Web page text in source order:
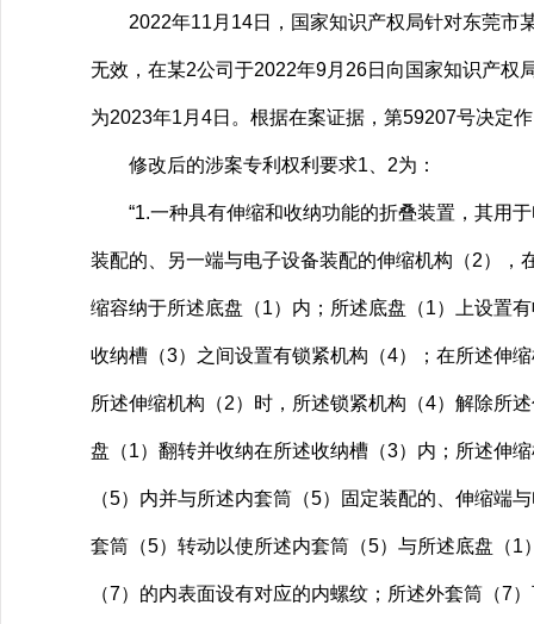
2022年11月14日，国家知识产权局针对东莞市某
无效，在某2公司于2022年9月26日向国家知识产权
为2023年1月4日。根据在案证据，第59207号决定
修改后的涉案专利权利要求1、2为：
“1.一种具有伸缩和收纳功能的折叠装置，其用于
装配的、另一端与电子设备装配的伸缩机构（2）
缩容纳于所述底盘（1）内；所述底盘（1）上设置
收纳槽（3）之间设置有锁紧机构（4）；在所述伸
所述伸缩机构（2）时，所述锁紧机构（4）解除所
盘（1）翻转并收纳在所述收纳槽（3）内；所述伸
（5）内并与所述内套筒（5）固定装配的、伸缩端
套筒（5）转动以使所述内套筒（5）与所述底盘（
（7）的内表面设有对应的内螺纹；所述外套筒（7